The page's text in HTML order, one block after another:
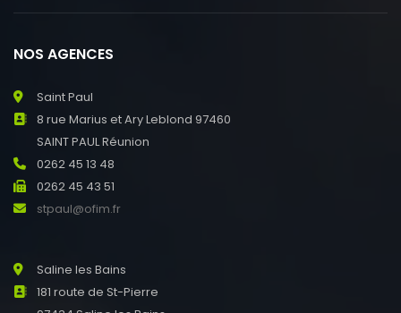
NOS AGENCES
Saint Paul
8 rue Marius et Ary Leblond 97460
SAINT PAUL Réunion
0262 45 13 48
0262 45 43 51
stpaul@ofim.fr
Saline les Bains
181 route de St-Pierre